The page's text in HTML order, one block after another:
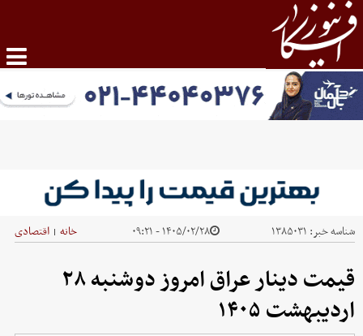
شناسه خبر: ۱۳۸۵۰۳۱ ۱۴۰۵/۰۲/۲۸ - ۰۹:۲۱ خانه | اقتصادی
قیمت دینار عراق امروز دوشنبه ۲۸
اردیبهشت ۱۴۰۵